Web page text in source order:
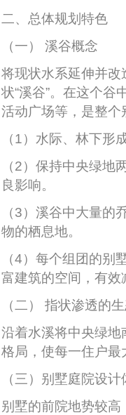
二、总体规划特色
（一） 溪谷概念
将现状水系延伸并
状“溪谷”。在这个
活动广场等，是整
（1）水际、林下形
（2）保持中央绿地
良影响。
（3）溪谷中大量的
物的栖息地。
（4）每个组团的别
富建筑的空间，有
（二） 指状渗透的
沿着水溪将中央绿
格局，使每一住户
（三）别墅庭院设
别墅的前院地势较